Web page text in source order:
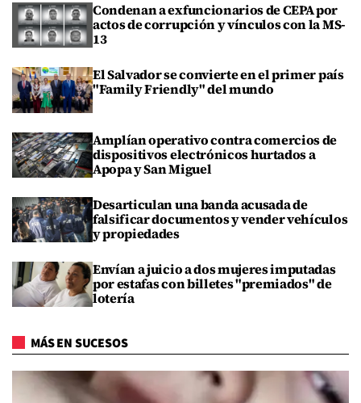
Condenan a exfuncionarios de CEPA por
actos de corrupción y vínculos con la MS-
13
El Salvador se convierte en el primer país
"Family Friendly" del mundo
Amplían operativo contra comercios de
dispositivos electrónicos hurtados a
Apopa y San Miguel
Desarticulan una banda acusada de
falsificar documentos y vender vehículos
y propiedades
Envían a juicio a dos mujeres imputadas
por estafas con billetes "premiados" de
lotería
MÁS EN SUCESOS